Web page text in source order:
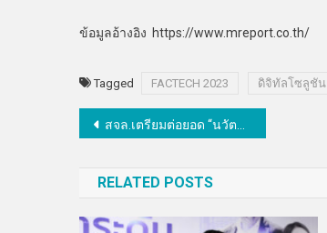
ข้อมูลอ้างอิง https://www.mreport.co.th/
Tagged FACTECH 2023 ดิจิทัลโซลูชัน
แนะแนว
สจล.เตรียมต่อยอด “นวัตกรรมอาหารผงแบบฟรีซดรายเพื่อผู้สูงวัย”สู่ภาคอุตสาหกรรม
RELATED POSTS